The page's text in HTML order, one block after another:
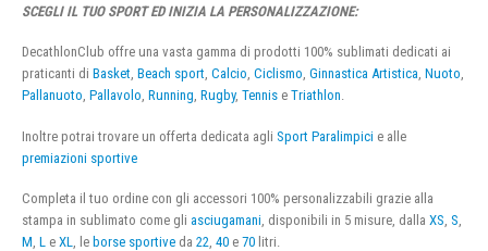
SCEGLI IL TUO SPORT ED INIZIA LA PERSONALIZZAZIONE:
DecathlonClub offre una vasta gamma di prodotti 100% sublimati dedicati ai
praticanti di Basket, Beach sport, Calcio, Ciclismo, Ginnastica Artistica, Nuoto,
Pallanuoto, Pallavolo, Running, Rugby, Tennis e Triathlon.
Inoltre potrai trovare un offerta dedicata agli Sport Paralimpici e alle
premiazioni sportive
Completa il tuo ordine con gli accessori 100% personalizzabili grazie alla
stampa in sublimato come gli asciugamani , disponibili in 5 misure, dalla XS S
M L e XL , le borse sportive da 22 40 e 70 litri.